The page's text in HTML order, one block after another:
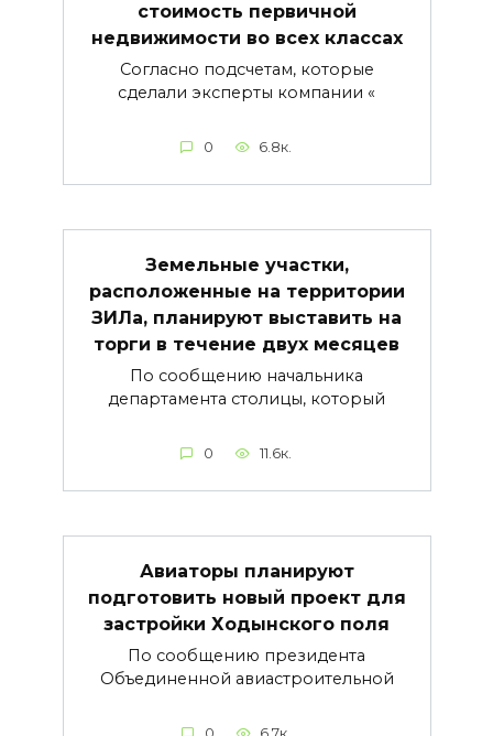
стоимость первичной
недвижимости во всех классах
Согласно подсчетам, которые
сделали эксперты компании «
0 6.8к.
Земельные участки,
расположенные на территории
ЗИЛа, планируют выставить на
торги в течение двух месяцев
По сообщению начальника
департамента столицы, который
0 11.6к.
Авиаторы планируют
подготовить новый проект для
застройки Ходынского поля
По сообщению президента
Объединенной авиастроительной